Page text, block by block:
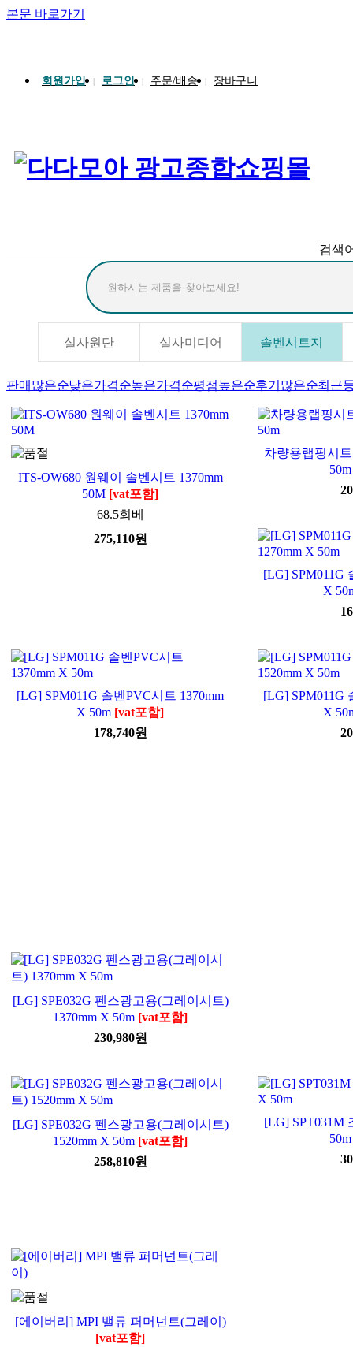
본문 바로가기
회원가입 | 로그인 | 주문/배송 | 장바구니
검색
실사원단 실사미디어 솔벤시트지
판매많은순낮은가격순높은가격순평점높은순후기많은순최근
ITS-OW680 원웨이 솔벤시트 1370mm
50M [vat포함]
68.5회베
275,110원
차량용랩핑시트
50m
[LG] SPM011G
X
[LG] SPM011G 솔벤PVC시트 1370mm
X 50m [vat포함]
178,740원
[LG] SPM011G
X
[LG] SPE032G 펜스광고용(그레이시트)
1370mm X 50m [vat포함]
230,980원
[LG] SPE032G 펜스광고용(그레이시트)
1520mm X 50m [vat포함]
258,810원
[LG] SPT031M
50m
[에이버리] MPI 밸류 퍼머넌트(그레이)
[vat포함]